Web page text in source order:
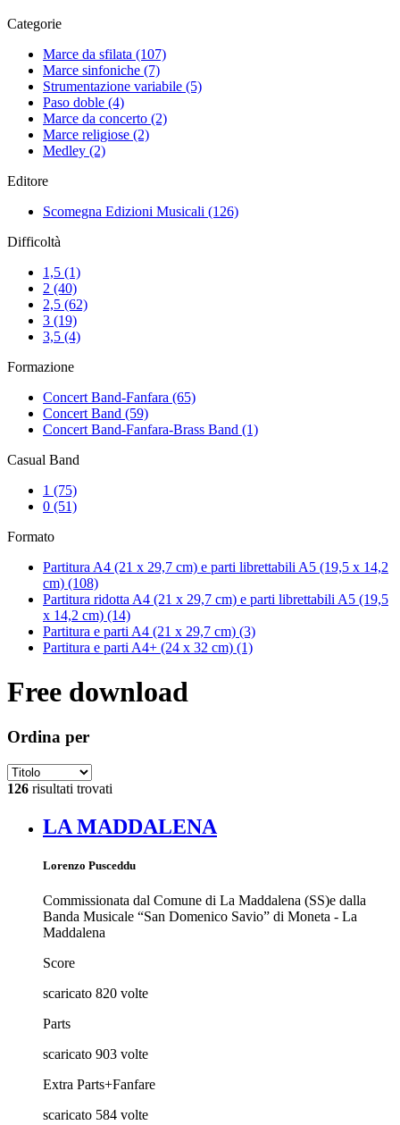
Categorie
Marce da sfilata (107)
Marce sinfoniche (7)
Strumentazione variabile (5)
Paso doble (4)
Marce da concerto (2)
Marce religiose (2)
Medley (2)
Editore
Scomegna Edizioni Musicali (126)
Difficoltà
1,5 (1)
2 (40)
2,5 (62)
3 (19)
3,5 (4)
Formazione
Concert Band-Fanfara (65)
Concert Band (59)
Concert Band-Fanfara-Brass Band (1)
Casual Band
1 (75)
0 (51)
Formato
Partitura A4 (21 x 29,7 cm) e parti librettabili A5 (19,5 x 14,2
cm) (108)
Partitura ridotta A4 (21 x 29,7 cm) e parti librettabili A5 (19,5
x 14,2 cm) (14)
Partitura e parti A4 (21 x 29,7 cm) (3)
Partitura e parti A4+ (24 x 32 cm) (1)
Free download
Ordina per
126 risultati trovati
LA MADDALENA
Lorenzo Pusceddu
Commissionata dal Comune di La Maddalena (SS)e dalla
Banda Musicale “San Domenico Savio” di Moneta - La
Maddalena
Score
scaricato 820 volte
Parts
scaricato 903 volte
Extra Parts+Fanfare
scaricato 584 volte